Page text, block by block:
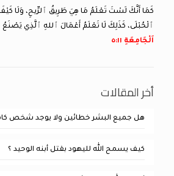
كَمَا أَنَّكَ لَسْتَ تَعْلَمُ مَا هِيَ طَرِيقُ ٱلرِّيحِ، وَلَا
ٱلْحُبْلَى، كَذَلِكَ لَا تَعْلَمُ أَعْمَالَ ٱللهِ ٱلَّذِي
اَلْجَامِعَةِ ١١:‏٥
أخر المقالات
هل جميع البشر خطائين ولا يوجد شخص
كيف يسمح الله لليهود بقتل أبنه الوحيد ؟